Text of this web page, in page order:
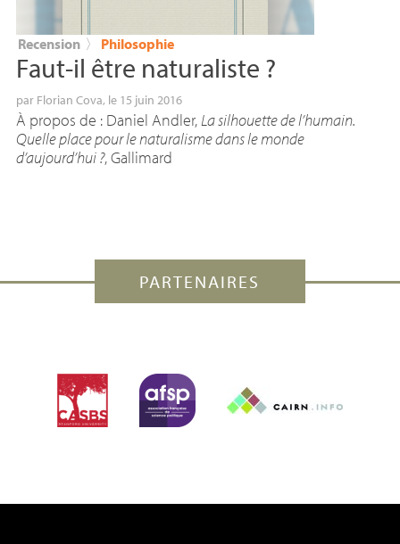
Recension 〉 Philosophie
Faut-il être naturaliste ?
par Florian Cova, le 15 juin 2016
À propos de : Daniel Andler,La silhouette de l’humain.
Quelle place pour le naturalisme dans le monde
d’aujourd’hui?, Gallimard
PARTENAIRES